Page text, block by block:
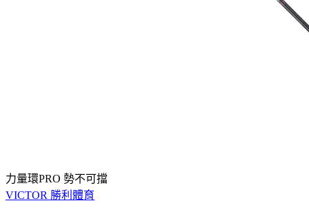
力量環PRO 勢不可擋
VICTOR 勝利體育